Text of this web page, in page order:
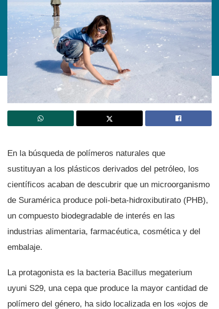
En la búsqueda de polí­meros naturales que
sustituyan a los plásticos derivados del petróleo, los
cientí­ficos acaban de descubrir que un microorganismo
de Suramérica produce poli-beta-hidroxibutirato (PHB),
un compuesto biodegradable de interés en las
industrias alimentaria, farmacéutica, cosmética y del
embalaje.
La protagonista es la bacteria Bacillus megaterium
uyuni S29, una cepa que produce la mayor cantidad de
polí­mero del género, ha sido localizada en los «ojos de